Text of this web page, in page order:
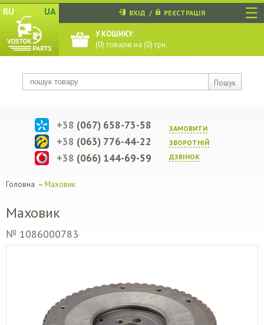
☰
RU UA
Пошук
ВХІД / РЕЄСТРАЦІЯ
У КОШИКУ:
(0) товарів на (0) грн.
ЗАМОВИТИ
ЗВОРОТНIЙ
ДЗВIНОК
+38 (067) 658-73-58
+38 (063) 776-44-22
+38 (066) 144-69-59
Головна – Маховик
Маховик
№ 1086000783